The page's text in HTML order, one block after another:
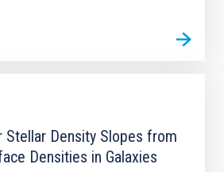
Stellar Density Slopes from
Densities in Galaxies